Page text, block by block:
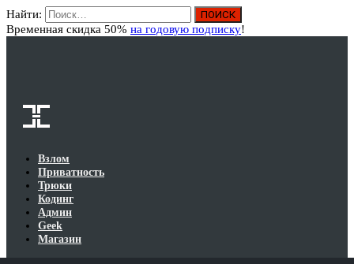
Найти:
Временная скидка 50% на годовую подписку!
Взлом
Приватность
Трюки
Кодинг
Админ
Geek
Магазин